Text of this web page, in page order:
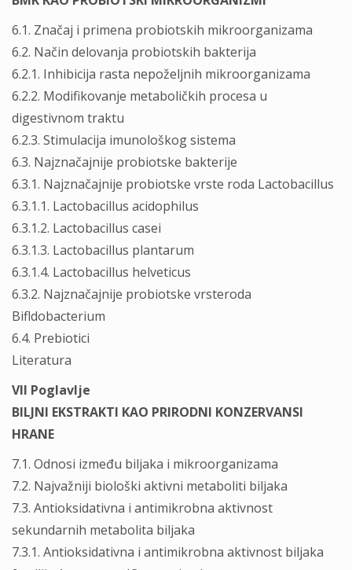
6.1. Značaj i primena probiotskih mikroorganizama
6.2. Način delovanja probiotskih bakterija
6.2.1. Inhibicija rasta nepoželjnih mikroorganizama
6.2.2. Modifikovanje metaboličkih procesa u
digestivnom traktu
6.2.3. Stimulacija imunološkog sistema
6.3. Najznačajnije probiotske bakterije
6.3.1. Najznačajnije probiotske vrste roda Lactobacillus
6.3.1.1. Lactobacillus acidophilus
6.3.1.2. Lactobacillus casei
6.3.1.3. Lactobacillus plantarum
6.3.1.4. Lactobacillus helveticus
6.3.2. Najznačajnije probiotske vrsteroda
Bifldobacterium
6.4. Prebiotici
Literatura
VII Poglavlje
BILJNI EKSTRAKTI KAO PRIRODNI KONZERVANSI
HRANE
7.1. Odnosi između biljaka i mikroorganizama
7.2. Najvažniji biološki aktivni metaboliti biljaka
7.3. Antioksidativna i antimikrobna aktivnost
sekundarnih metabolita biljaka
7.3.1. Antioksidativna i antimikrobna aktivnost biljaka